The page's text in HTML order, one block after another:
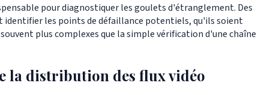
pour diagnostiquer les goulets d'étranglement. Des
identifier les points de défaillance potentiels, qu'ils soient
plus complexes que la simple vérification d'une chaîne
la distribution des flux vidéo